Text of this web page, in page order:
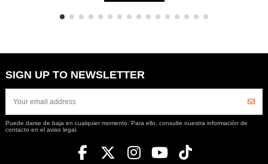
SIGN UP TO NEWSLETTER
Puede darse de baja en cualquier momento. Para ello, consulte nuestra información de
contacto en el aviso legal.